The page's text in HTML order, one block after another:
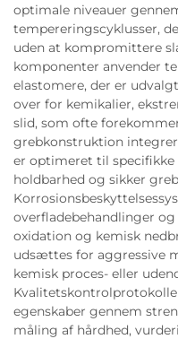
optimale niveauer
tempereringscyklusser,
uden at kompromittere
komponenter anvender
elastomere, der er
over for kemikalier,
slid, som ofte
grebkonstruktion
er optimeret til
holdbarhed og sikker
overfladebehandlinger
oxidation og kemisk
udsættes for aggressive
kemisk proces- eller
egenskaber gennem
måling af hårdhed,